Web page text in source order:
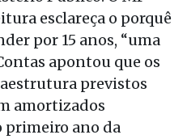
esclareça o porquê
por 15 anos, “uma
apontou que os
previstos
amortizados
primeiro ano da